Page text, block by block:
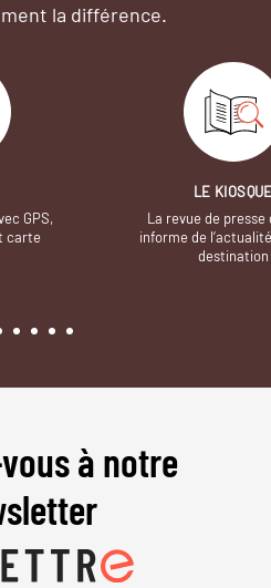
la différence.
GPS,
carte
LE
La revue de presse
informe de
destination
à notre